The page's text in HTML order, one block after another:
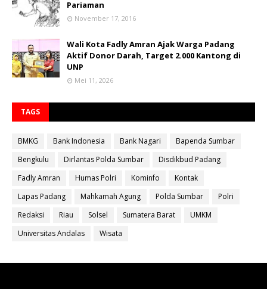
Pariaman
November 17, 2016
Wali Kota Fadly Amran Ajak Warga Padang
Aktif Donor Darah, Target 2.000 Kantong di
UNP
Mei 11, 2026
TAGS
BMKG Bank Indonesia Bank Nagari
Bapenda Sumbar
Bengkulu
Dirlantas Polda Sumbar
Disdikbud Padang
Fadly Amran
Humas Polri Kominfo
Kontak
Lapas Padang
Mahkamah Agung Polda Sumbar
Polri
Redaksi
Riau Solsel Sumatera Barat
UMKM
Universitas Andalas
Wisata